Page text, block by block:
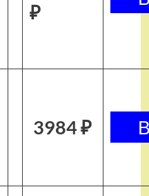
₽
3984 ₽